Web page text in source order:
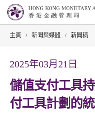
主頁 / 新聞與媒體 / 新聞稿
2025年03月21日
儲值支付工具
付工具計劃的